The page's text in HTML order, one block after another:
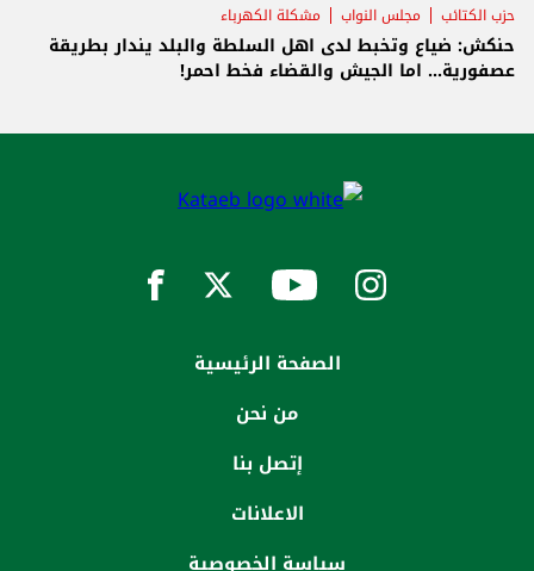
حزب الكتائب مجلس النواب مشكلة الكهرباء
حنكش: ضياع وتخبط لدى اهل السلطة والبلد يندار بطريقة
عصفورية... اما الجيش والقضاء فخط احمر!
الصفحة الرئيسية
من نحن
إتصل بنا
الاعلانات
سياسة الخصوصية